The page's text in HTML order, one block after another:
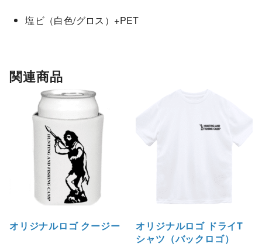
塩ビ（白色/グロス）+PET
関連商品
オリジナルロゴ クージー
オリジナルロゴ ドライT
シャツ（バックロゴ）